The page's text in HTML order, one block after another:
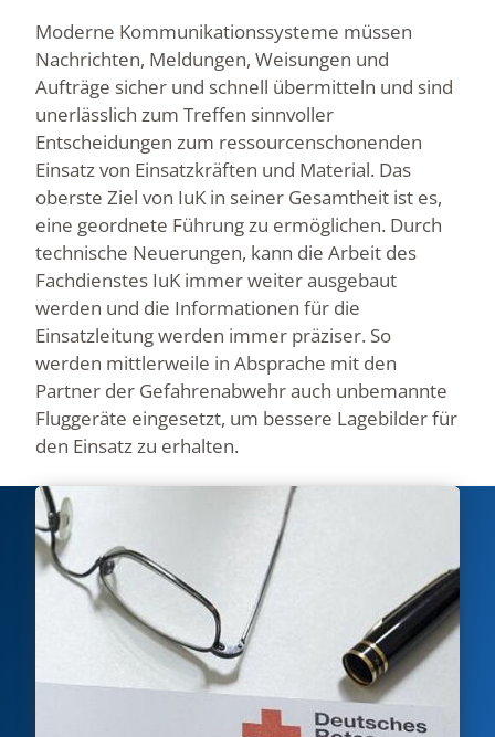
Moderne Kommunikationssysteme müssen
Nachrichten, Meldungen, Weisungen und
Aufträge sicher und schnell übermitteln und sind
unerlässlich zum Treffen sinnvoller
Entscheidungen zum ressourcenschonenden
Einsatz von Einsatzkräften und Material. Das
oberste Ziel von IuK in seiner Gesamtheit ist es,
eine geordnete Führung zu ermöglichen. Durch
technische Neuerungen, kann die Arbeit des
Fachdienstes IuK immer weiter ausgebaut
werden und die Informationen für die
Einsatzleitung werden immer präziser. So
werden mittlerweile in Absprache mit den
Partner der Gefahrenabwehr auch unbemannte
Fluggeräte eingesetzt, um bessere Lagebilder für
den Einsatz zu erhalten.